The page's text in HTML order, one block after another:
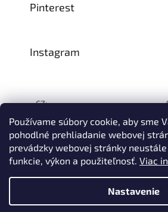
Používame súbory cookie, aby sme
pohodlné prehliadanie webovej
prevádzky webovej stránky
funkcie, výkon a použiteľnosť. Viac
Nastavenie
Na prelome júla a augusta môže dôjsť k
dodávok tovaru do nášho skladu, a tým aj k
Pinterest
Instagram
CZ:
Vytvoril
© 1993–2026INTEA SERVICE s.r.o.